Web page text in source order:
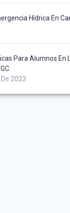
Hídrica En
Para Alumnos En
2023